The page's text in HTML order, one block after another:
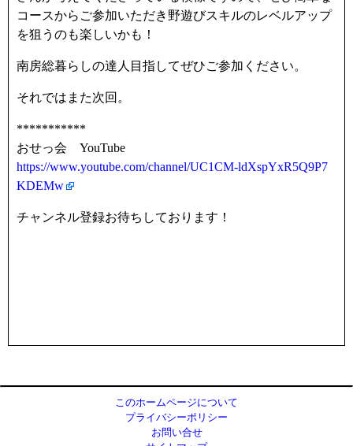
コースからご参加いただき野遊びスキルのレベルアップ
を狙うのも楽しいかも！
南房総暮らしの達人目指してぜひご参加ください。
それではまた次回。
***********
おせっ会 YouTube
https://www.youtube.com/channel/UC1CM-ldXspYxR5Q9P7
KDEMw
チャンネル登録お待ちしております！
このホームページについて
プライバシーポリシー
お問い合せ